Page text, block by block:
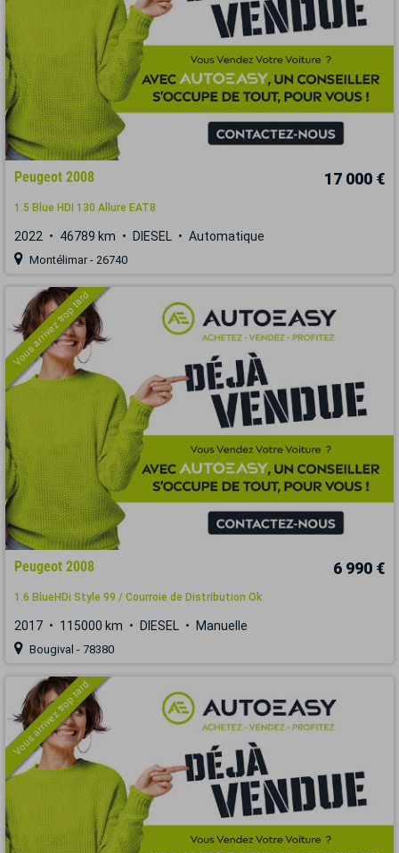
Peugeot 2008 17 000 €
1.5 Blue HDI 130 Allure EAT8
2022 46789 km DIESEL Automatique
Montélimar - 26740
Vous arrivez trop tard
Peugeot 2008 6 990 €
1.6 BlueHDi Style 99 / Courroie de Distribution Ok
2017 115000 km DIESEL Manuelle
Bougival - 78380
Vous arrivez trop tard